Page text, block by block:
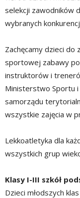
selekcji zawodników
wybranych
Zachęcamy dzieci do
sportowej zabawy
instruktorów i
Ministerstwo Sportu
samorządu
wszystkie zajęcia w
Lekkoatletyka dla
wszystkich grup
Klasy I-III szkół
Dzieci młodszych